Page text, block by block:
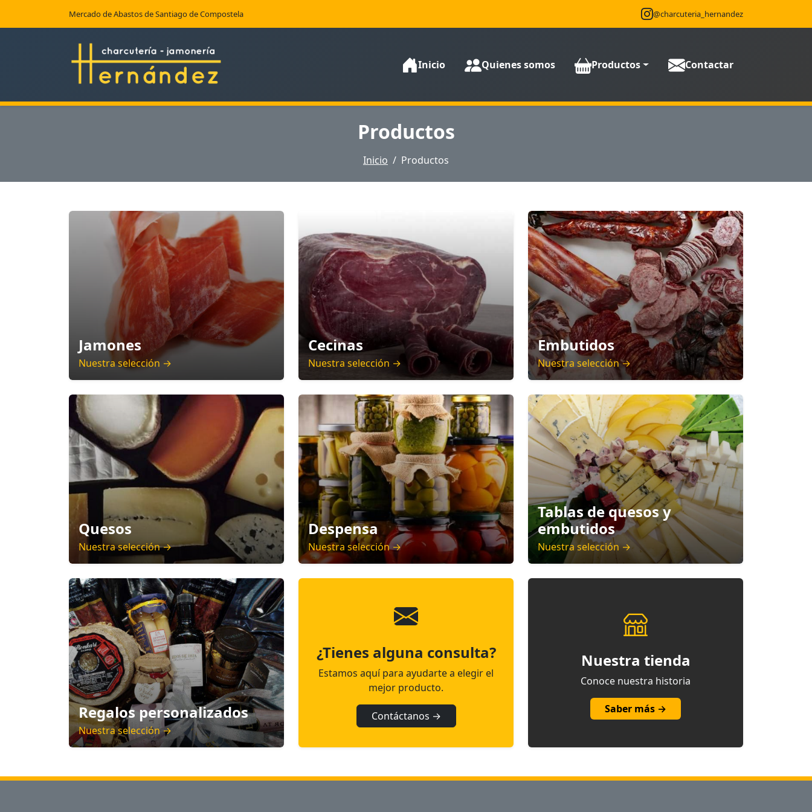
Mercado de Abastos de Santiago de Compostela @charcuteria_hernandez
Inicio Quienes somos Productos Contactar
Productos
Inicio Productos
Jamones
Nuestra selección →
Cecinas
Nuestra selección →
Embutidos
Nuestra selección →
Quesos
Nuestra selección →
Despensa
Nuestra selección →
Tablas de quesos y
embutidos
Nuestra selección →
Regalos personalizados
Nuestra selección →
¿Tienes alguna consulta?
Estamos aquí para ayudarte a elegir el
mejor producto.
Contáctanos →
Nuestra tienda
Conoce nuestra historia
Saber más →